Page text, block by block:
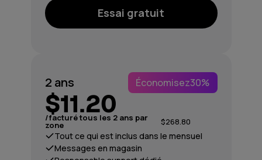
Essai gratuit
2 ans Économisez30%
$11.20
/facturé tous les 2 ans par
zone $268.80
Tout ce qui est inclus dans le mensuel
Messages en magasin